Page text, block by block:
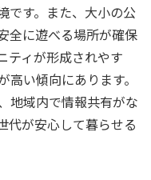
です。また、大小の公
全に遊べる場所が確保
ティが形成されやす
い傾向にあります。
地域内で情報共有がな
代が安心して暮らせる